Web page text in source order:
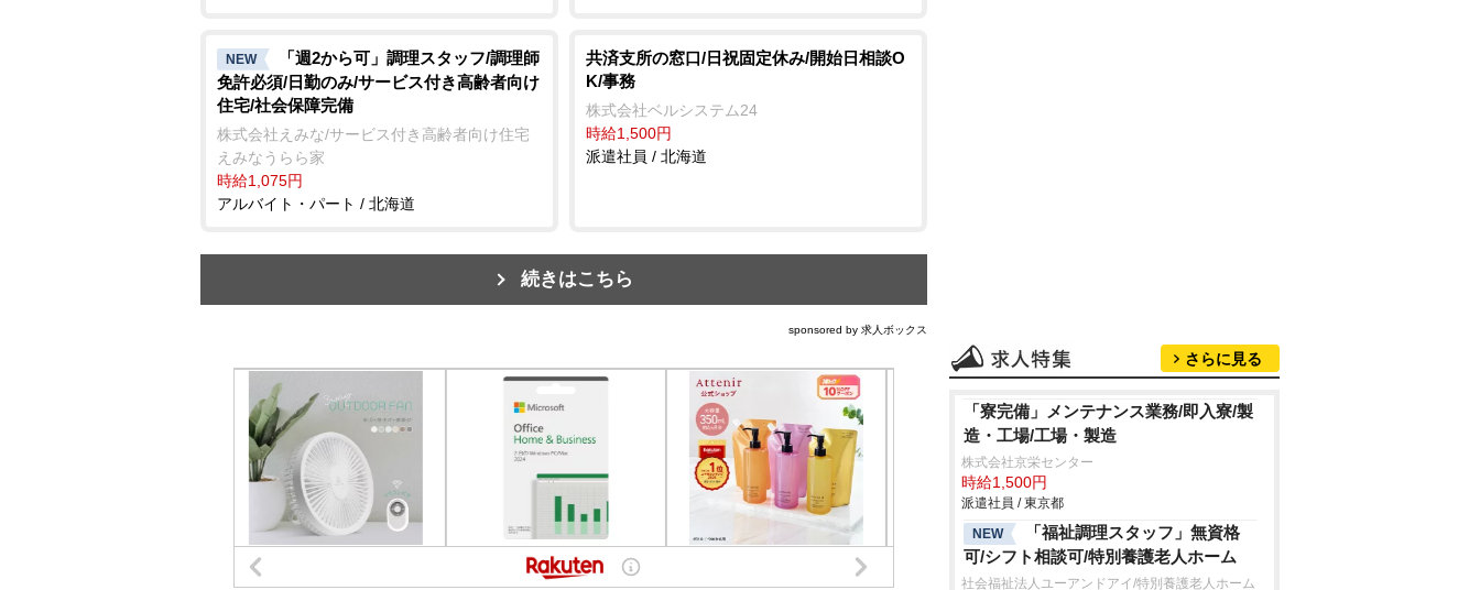
NEW
「週2から可」調理スタッフ/調理師
免許必須/日勤のみ/サービス付き高齢者向け
住宅/社会保障完備
株式会社えみな/サービス付き高齢者向け住宅
えみなうらら家
時給1,075円
アルバイト・パート / 北海道
共済支所の窓口/日祝固定休み/開始日相談O
K/事務
株式会社ベルシステム24
時給1,500円
派遣社員 / 北海道
続きはこちら
sponsored by 求人ボックス
さらに見る
「寮完備」メンテナンス業務/即入寮/製
造・工場/工場・製造
株式会社京栄センター
時給1,500円
派遣社員 / 東京都
NEW
「福祉調理スタッフ」無資格
可/シフト相談可/特別養護老人ホーム
社会福祉法人ユーアンドアイ/特別養護老人ホーム